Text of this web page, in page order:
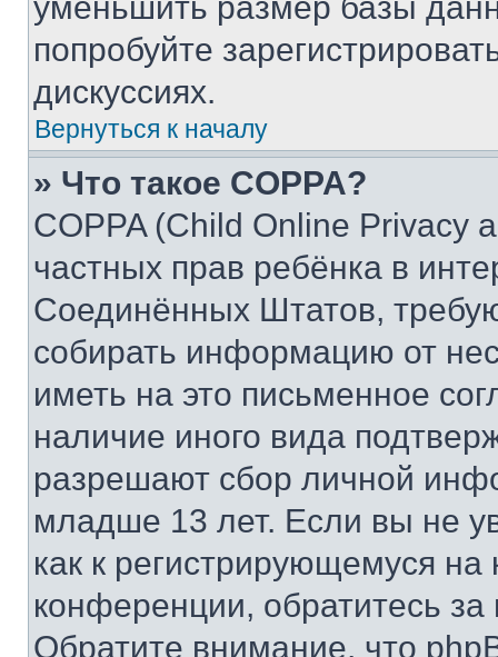
попробуйте
дискуссиях.
Вернуться к началу
» Что такое COPPA?
COPPA (Child Online Privacy
частных прав ребёнка в
Соединённых Штатов,
собирать информацию от
иметь на это письменное
наличие иного вида
разрешают сбор личной
младше 13 лет. Если вы не
как к регистрирующемуся
конференции, обратитесь
Обратите внимание, что